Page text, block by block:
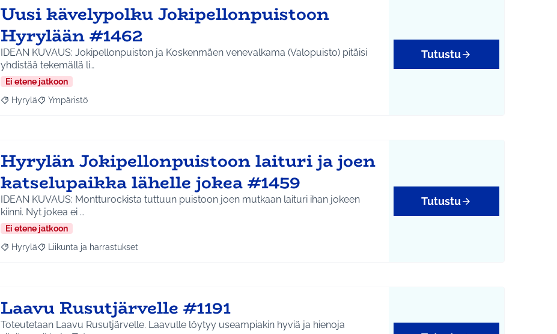
Uusi kävelypolku Jokipellonpuistoon
Hyrylään #1462
IDEAN KUVAUS: Jokipellonpuiston ja Koskenmäen venevalkama (Valopuisto) pitäisi
yhdistää tekemällä li…
Ei etene jatkoon
Rajaa tulokset aihepiirin mukaan: Hyrylä
Hyrylä Rajaa tulokset teeman mukaan: Ympäristö
Ympäristö
Tutustu
Hyrylän Jokipellonpuistoon laituri ja joen
katselupaikka lähelle jokea #1459
IDEAN KUVAUS: Montturockista tuttuun puistoon joen mutkaan laituri ihan jokeen
kiinni. Nyt jokea ei …
Ei etene jatkoon
Rajaa tulokset aihepiirin mukaan: Hyrylä
Hyrylä Rajaa tulokset teeman mukaan: Liikunta ja harrastukset
Liikunta ja harrastukset
Tutustu
Laavu Rusutjärvelle #1191
Toteutetaan Laavu Rusutjärvelle. Laavulle löytyy useampiakin hyviä ja hienoja